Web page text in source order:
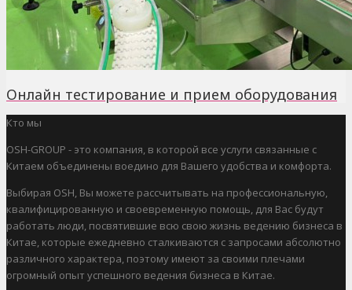
Онлайн тестирование и прием оборудования
Кто мы
OSH-GROUP - это компания, в которой все услуги связанные с
Китаем объединены воедино для Вашего удобства и комфорта.
Выбирая OSH, Вы можете рассчитывать на профессиональную,
квалифицированную и своевременную помощь, для Вас будут
работать люди, посвятившие всю свою жизнь ведению бизнеса в
Китае, которые ежедневно сталкиваются с запросами абсолютно
различного характера, поэтому имеют за своими плечами
огромный опыт успешного ведения бизнеса в Китае.